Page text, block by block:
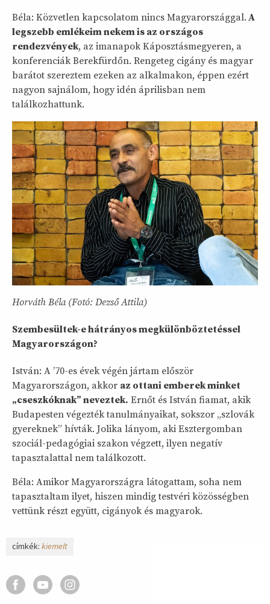
Béla: Közvetlen kapcsolatom nincs Magyarországgal. A
legszebb emlékeim nekem is az országos
rendezvények, az imanapok Káposztásmegyeren, a
konferenciák Berekfürdőn. Rengeteg cigány és magyar
barátot szereztem ezeken az alkalmakon, éppen ezért
nagyon sajnálom, hogy idén áprilisban nem
találkozhattunk.
Horváth Béla (Fotó: Dezső Attila)
Szembesültek-e hátrányos megkülönböztetéssel
Magyarországon?
István: A ’70-es évek végén jártam először
Magyarországon, akkor az ottani emberek minket
„cseszkóknak” neveztek. Ernőt és István fiamat, akik
Budapesten végezték tanulmányaikat, sokszor „szlovák
gyereknek” hívták. Jolika lányom, aki Esztergomban
szociál-pedagógiai szakon végzett, ilyen negatív
tapasztalattal nem találkozott.
Béla: Amikor Magyarországra látogattam, soha nem
tapasztaltam ilyet, hiszen mindig testvéri közösségben
vettünk részt együtt, cigányok és magyarok.
címkék: kiemelt